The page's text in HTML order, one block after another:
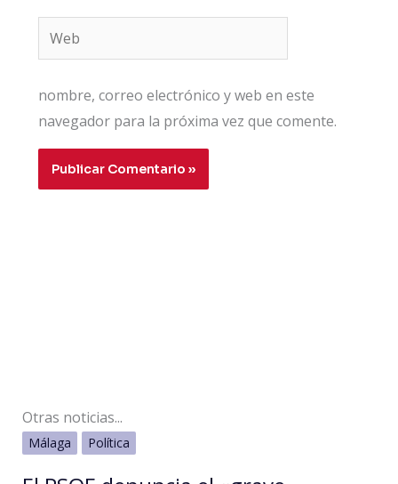
Web
nombre, correo electrónico y web en este
navegador para la próxima vez que comente.
Otras noticias...
Málaga Política